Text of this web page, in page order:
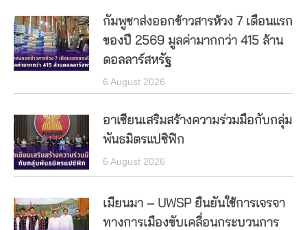
กัมพูชาส่งออกข้าวสารห้วง 7 เดือนแรก
ของปี 2569 มูลค่ามากกว่า 415 ล้าน
ดอลลาร์สหรัฐ
6 August 2026
อาเซียนเสริมสร้างความร่วมมือกับกลุ่ม
พันธมิตรแปซิฟิก
6 August 2026
เมียนมา – UWSP ยืนยันใช้การเจรจา
ทางการเมืองขับเคลื่อนกระบวนการ